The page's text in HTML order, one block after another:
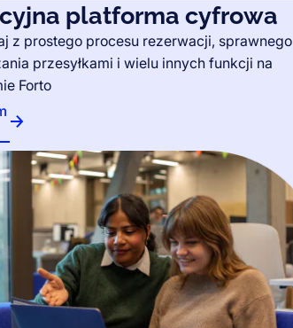
platforma cyfrowa
z prostego procesu rezerwacji, sprawnego
przesyłkami i wielu innych funkcji na
Forto